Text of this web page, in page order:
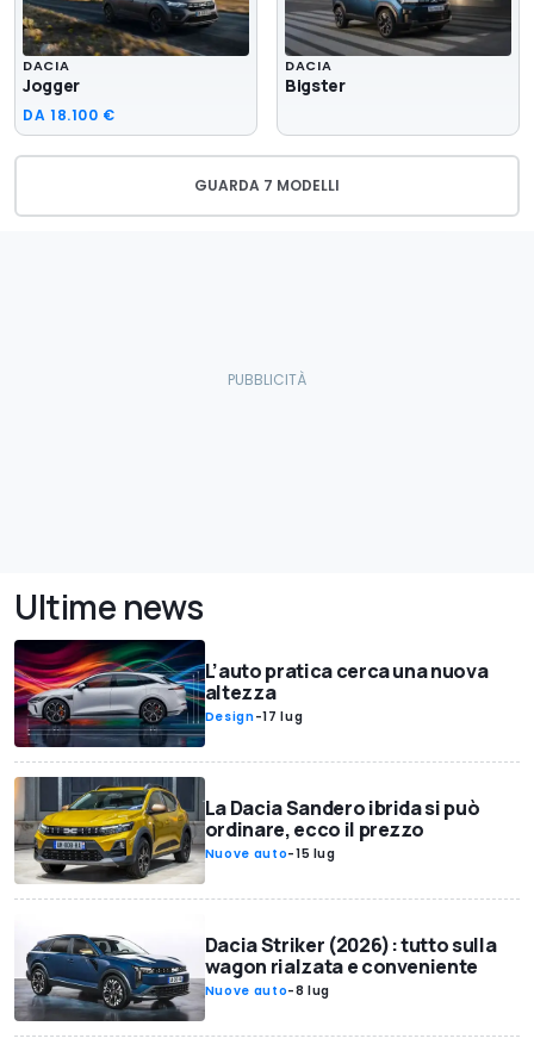
DACIA
Jogger
DA 18.100 €
DACIA
Bigster
GUARDA 7 MODELLI
Ultime news
L’auto pratica cerca una nuova
altezza
Design-17 lug
La Dacia Sandero ibrida si può
ordinare, ecco il prezzo
Nuove auto-15 lug
Dacia Striker (2026): tutto sulla
wagon rialzata e conveniente
Nuove auto-8 lug